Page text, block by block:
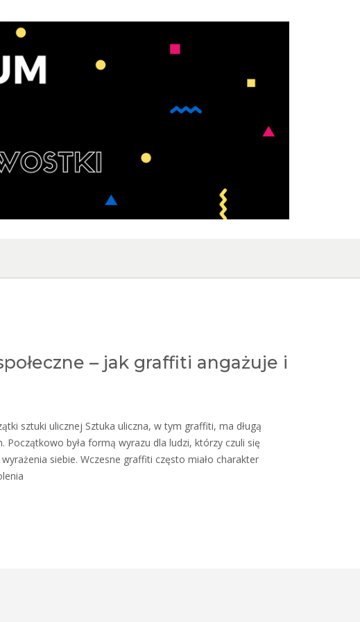
– jak graffiti angażuje i
sztuki ulicznej Sztuka uliczna, w tym graffiti, ma długą
Początkowo była formą wyrazu dla ludzi, którzy czuli się
siebie. Wczesne graffiti często miało charakter